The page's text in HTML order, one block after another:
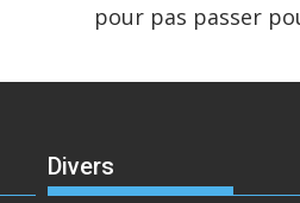
pour pas passer
Divers